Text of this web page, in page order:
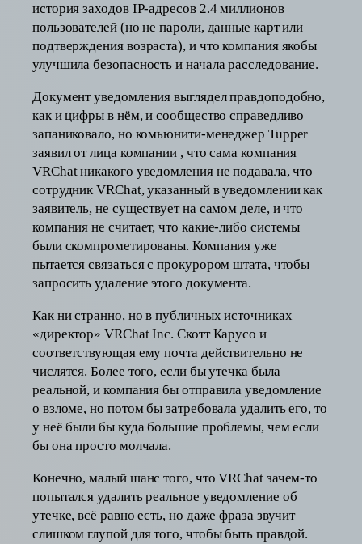
история заходов IP-адресов 2.4 миллионов
пользователей (но не пароли, данные карт или
подтверждения возраста), и что компания якобы
улучшила безопасность и начала расследование.
Документ уведомления выглядел правдоподобно,
как и цифры в нём, и сообщество справедливо
запаниковало, но комьюнити-менеджер Tupper
заявил от лица компании , что сама компания
VRChat никакого уведомления не подавала, что
сотрудник VRChat, указанный в уведомлении как
заявитель, не существует на самом деле, и что
компания не считает, что какие-либо системы
были скомпрометированы. Компания уже
пытается связаться с прокурором штата, чтобы
запросить удаление этого документа.
Как ни странно, но в публичных источниках
«директор» VRChat Inc. Скотт Карусо и
соответствующая ему почта действительно не
числятся. Более того, если бы утечка была
реальной, и компания бы отправила уведомление
о взломе, но потом бы затребовала удалить его, то
у неё были бы куда большие проблемы, чем если
бы она просто молчала.
Конечно, малый шанс того, что VRChat зачем-то
попытался удалить реальное уведомление об
утечке, всё равно есть, но даже фраза звучит
слишком глупой для того, чтобы быть правдой.